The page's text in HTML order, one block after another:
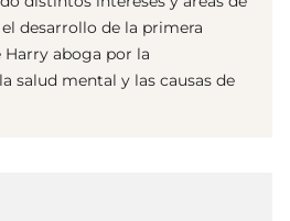
desarrollo de la primera
aboga por la
salud mental y las causas de